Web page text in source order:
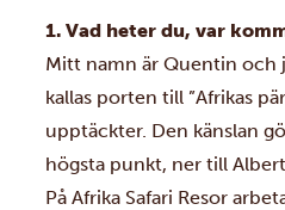
1. Vad heter du, var
Mitt namn är Quentin och
kallas porten till ”Afrikas
upptäckter. Den känslan
högsta punkt, ner till
På Afrika Safari Resor